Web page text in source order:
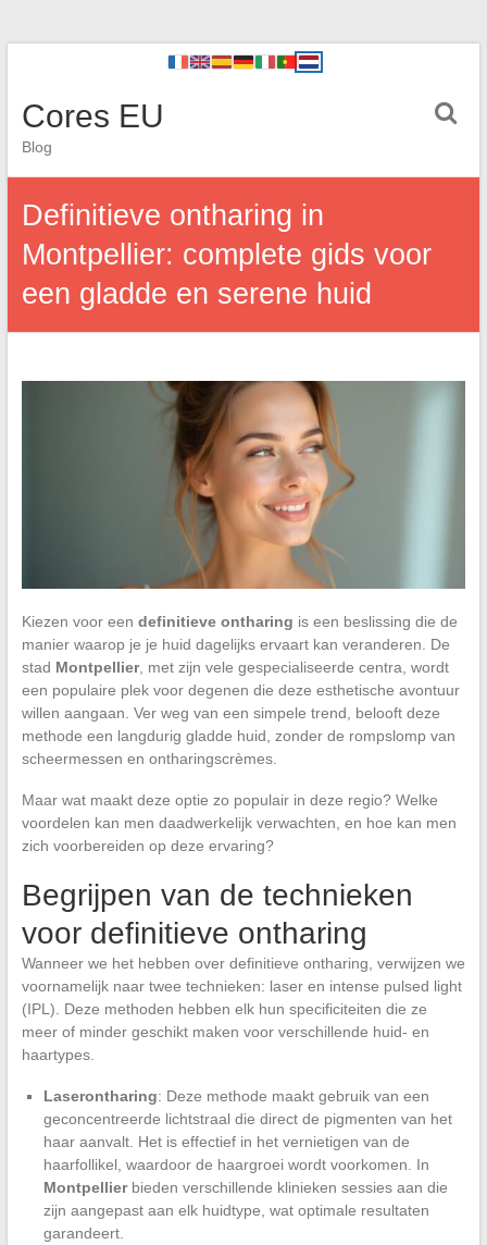
Cores EU
Blog
Definitieve ontharing in
Montpellier: complete gids voor
een gladde en serene huid
Kiezen voor een definitieve ontharing is een beslissing die de
manier waarop je je huid dagelijks ervaart kan veranderen. De
stad Montpellier, met zijn vele gespecialiseerde centra, wordt
een populaire plek voor degenen die deze esthetische avontuur
willen aangaan. Ver weg van een simpele trend, belooft deze
methode een langdurig gladde huid, zonder de rompslomp van
scheermessen en ontharingscrèmes.
Maar wat maakt deze optie zo populair in deze regio? Welke
voordelen kan men daadwerkelijk verwachten, en hoe kan men
zich voorbereiden op deze ervaring?
Begrijpen van de technieken
voor definitieve ontharing
Wanneer we het hebben over definitieve ontharing, verwijzen we
voornamelijk naar twee technieken: laser en intense pulsed light
(IPL). Deze methoden hebben elk hun specificiteiten die ze
meer of minder geschikt maken voor verschillende huid- en
haartypes.
Laserontharing: Deze methode maakt gebruik van een
geconcentreerde lichtstraal die direct de pigmenten van het
haar aanvalt. Het is effectief in het vernietigen van de
haarfollikel, waardoor de haargroei wordt voorkomen. In
Montpellierbieden verschillende klinieken sessies aan die
zijn aangepast aan elk huidtype, wat optimale resultaten
garandeert.